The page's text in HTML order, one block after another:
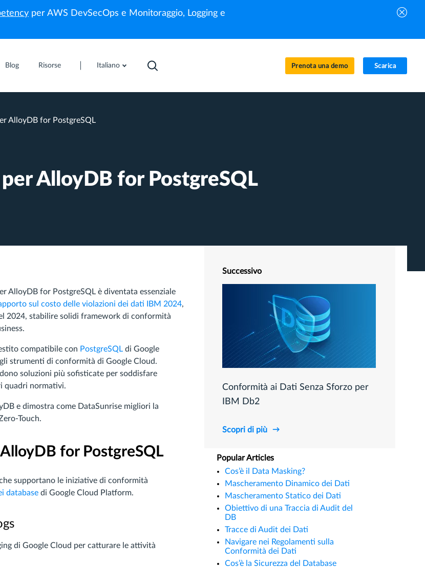
per AWS DevSecOps e Monitoraggio, Logging e
Blog Risorse Italiano Prenota una demo Scarica
AlloyDB for PostgreSQL
AlloyDB for PostgreSQL
AlloyDB for PostgreSQL è diventata essenziale
sul costo delle violazioni dei dati IBM 2024,
2024, stabilire solidi framework di conformità
compatibile con PostgreSQL di Google
strumenti di conformità di Google Cloud.
soluzioni più sofisticate per soddisfare
quadri normativi.
e dimostra come DataSunrise migliori la
Touch.
for PostgreSQL
supportano le iniziative di conformità
database di Google Cloud Platform.
di Google Cloud per catturare le attività
Successivo
Conformità ai Dati Senza Sforzo per
IBM Db2
Scopri di più
Popular Articles
Cos’è il Data Masking?
Mascheramento Dinamico dei Dati
Mascheramento Statico dei Dati
Obiettivo di una Traccia di Audit del
DB
Tracce di Audit dei Dati
Navigare nei Regolamenti sulla
Conformità dei Dati
Cos’è la Sicurezza del Database